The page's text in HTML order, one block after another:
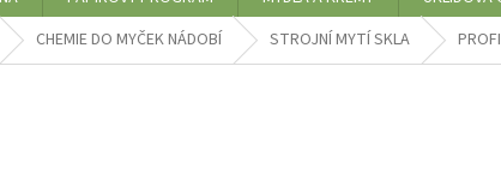
CHEMIE DO MYČEK NÁDOBÍ STROJNÍ MYTÍ SKLA